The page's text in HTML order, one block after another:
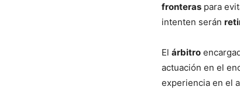
fronteras para
intenten serán
El árbitro
actuación en el
experiencia en el